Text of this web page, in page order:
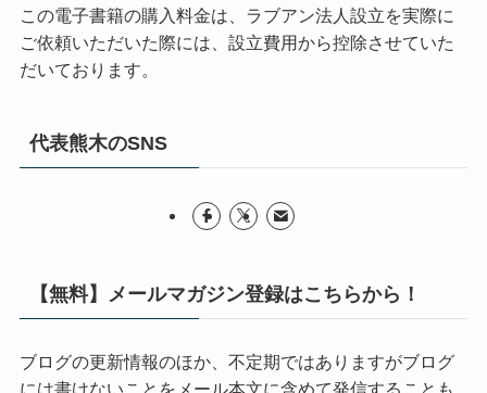
この電子書籍の購入料金は、ラブアン法人設立を実際に
ご依頼いただいた際には、設立費用から控除させていた
だいております。
代表熊木のSNS
【無料】メールマガジン登録はこちらから！
ブログの更新情報のほか、不定期ではありますがブログ
には書けないことをメール本文に含めて発信することも